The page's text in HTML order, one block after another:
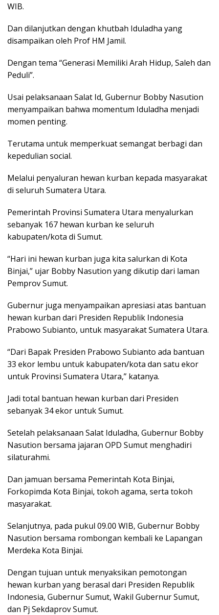
WIB.
Dan dilanjutkan dengan khutbah Iduladha yang
disampaikan oleh Prof HM Jamil.
Dengan tema “Generasi Memiliki Arah Hidup, Saleh dan
Peduli”.
Usai pelaksanaan Salat Id, Gubernur Bobby Nasution
menyampaikan bahwa momentum Iduladha menjadi
momen penting.
Terutama untuk memperkuat semangat berbagi dan
kepedulian social.
Melalui penyaluran hewan kurban kepada masyarakat
di seluruh Sumatera Utara.
Pemerintah Provinsi Sumatera Utara menyalurkan
sebanyak 167 hewan kurban ke seluruh
kabupaten/kota di Sumut.
“Hari ini hewan kurban juga kita salurkan di Kota
Binjai,” ujar Bobby Nasution yang dikutip dari laman
Pemprov Sumut.
Gubernur juga menyampaikan apresiasi atas bantuan
hewan kurban dari Presiden Republik Indonesia
Prabowo Subianto, untuk masyarakat Sumatera Utara.
“Dari Bapak Presiden Prabowo Subianto ada bantuan
33 ekor lembu untuk kabupaten/kota dan satu ekor
untuk Provinsi Sumatera Utara,” katanya.
Jadi total bantuan hewan kurban dari Presiden
sebanyak 34 ekor untuk Sumut.
Setelah pelaksanaan Salat Iduladha, Gubernur Bobby
Nasution bersama jajaran OPD Sumut menghadiri
silaturahmi.
Dan jamuan bersama Pemerintah Kota Binjai,
Forkopimda Kota Binjai, tokoh agama, serta tokoh
masyarakat.
Selanjutnya, pada pukul 09.00 WIB, Gubernur Bobby
Nasution bersama rombongan kembali ke Lapangan
Merdeka Kota Binjai.
Dengan tujuan untuk menyaksikan pemotongan
hewan kurban yang berasal dari Presiden Republik
Indonesia, Gubernur Sumut, Wakil Gubernur Sumut,
dan Pj Sekdaprov Sumut.